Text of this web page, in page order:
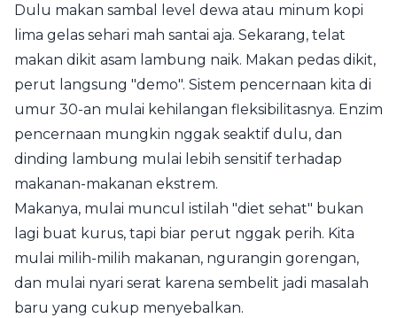
Dulu makan sambal level dewa atau minum kopi
lima gelas sehari mah santai aja. Sekarang, telat
makan dikit asam lambung naik. Makan pedas dikit,
perut langsung "demo". Sistem pencernaan kita di
umur 30-an mulai kehilangan fleksibilitasnya. Enzim
pencernaan mungkin nggak seaktif dulu, dan
dinding lambung mulai lebih sensitif terhadap
makanan-makanan ekstrem.
Makanya, mulai muncul istilah "diet sehat" bukan
lagi buat kurus, tapi biar perut nggak perih. Kita
mulai milih-milih makanan, ngurangin gorengan,
dan mulai nyari serat karena sembelit jadi masalah
baru yang cukup menyebalkan.